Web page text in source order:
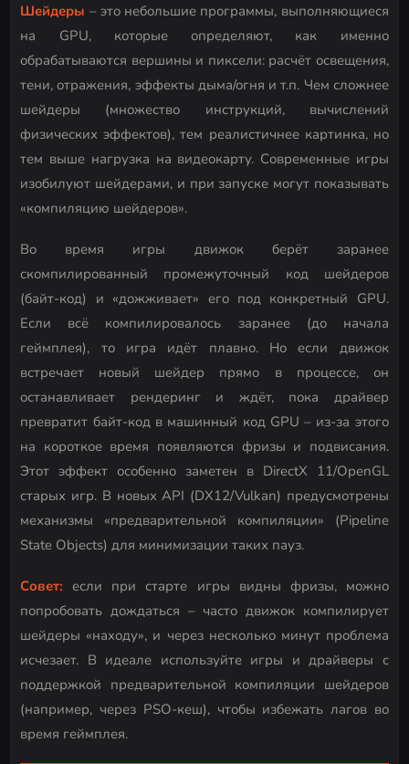
Шейдеры – это небольшие программы, выполняющиеся
на GPU, которые определяют, как именно
обрабатываются вершины и пиксели: расчёт освещения,
тени, отражения, эффекты дыма/огня и т.п. Чем сложнее
шейдеры (множество инструкций, вычислений
физических эффектов), тем реалистичнее картинка, но
тем выше нагрузка на видеокарту. Современные игры
изобилуют шейдерами, и при запуске могут показывать
«компиляцию шейдеров».
Во время игры движок берёт заранее
скомпилированный промежуточный код шейдеров
(байт-код) и «дожживает» его под конкретный GPU.
Если всё компилировалось заранее (до начала
геймплея), то игра идёт плавно. Но если движок
встречает новый шейдер прямо в процессе, он
останавливает рендеринг и ждёт, пока драйвер
превратит байт-код в машинный код GPU – из-за этого
на короткое время появляются фризы и подвисания.
Этот эффект особенно заметен в DirectX 11/OpenGL
старых игр. В новых API (DX12/Vulkan) предусмотрены
механизмы «предварительной компиляции» (Pipeline
State Objects) для минимизации таких пауз.
Совет: если при старте игры видны фризы, можно
попробовать дождаться – часто движок компилирует
шейдеры «находу», и через несколько минут проблема
исчезает. В идеале используйте игры и драйверы с
поддержкой предварительной компиляции шейдеров
(например, через PSO-кеш), чтобы избежать лагов во
время геймплея.